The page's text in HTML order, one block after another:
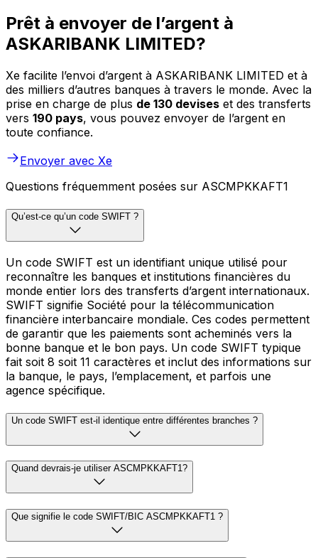
Prêt à envoyer de l’argent à
ASKARIBANK LIMITED?
Xe facilite l’envoi d’argent à ASKARIBANK LIMITED et à
des milliers d’autres banques à travers le monde. Avec la
prise en charge de plus de 130 devises et des transferts
vers 190 pays, vous pouvez envoyer de l’argent en
toute confiance.
Envoyer avec Xe
Questions fréquemment posées sur ASCMPKKAFT1
Qu’est-ce qu’un code SWIFT ?
Un code SWIFT est un identifiant unique utilisé pour
reconnaître les banques et institutions financières du
monde entier lors des transferts d’argent internationaux.
SWIFT signifie Société pour la télécommunication
financière interbancaire mondiale. Ces codes permettent
de garantir que les paiements sont acheminés vers la
bonne banque et le bon pays. Un code SWIFT typique
fait soit 8 soit 11 caractères et inclut des informations sur
la banque, le pays, l’emplacement, et parfois une
agence spécifique.
Un code SWIFT est-il identique entre différentes branches ?
Quand devrais-je utiliser ASCMPKKAFT1?
Que signifie le code SWIFT/BIC ASCMPKKAFT1 ?